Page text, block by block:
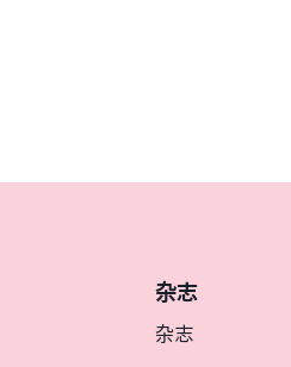
杂志
杂志